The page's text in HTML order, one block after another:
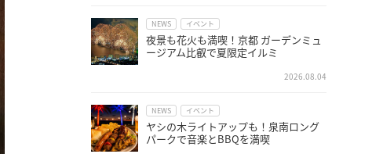
NEWS イベント
夜景も花火も満喫！京都 ガーデンミュ
ージアム比叡で夏限定イルミ
2026.08.04
NEWS イベント
ヤシの木ライトアップも！泉南ロング
パークで音楽とBBQを満喫